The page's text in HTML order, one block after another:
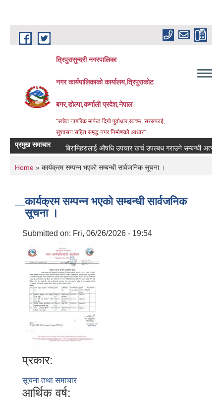
Skip to main content
त्रिपुरासुन्दरी नगरपालिका
नगर कार्यपालिकाको कार्यालय,त्रिपुराकोट
बगर,डोल्पा,कर्णाली प्रदेश,नेपाल
"सचेत नागरिक मार्फत दिगो पुर्वाधार,स्वच्छ, सरसफाई,
सुशासन सहित समृद्ध नगर निर्माणको आधार"
प्रमुख समाचारबिरामिहरुलाई ‍‌औषधि उपचार खर्च उपल्बध गराउने सम्बन्धी अत्यन्त
You are here
Home » कार्यक्रम सम्पन्न भएको सम्बन्धी सार्वजनिक सूचना ।
कार्यक्रम सम्पन्न भएको सम्बन्धी सार्वजनिक
सूचना ।
Submitted on: Fri, 06/26/2026 - 19:54
प्रकार:
सूचना तथा समाचार
आर्थिक वर्ष: